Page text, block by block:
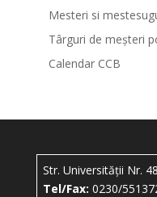
Mesteri si
Târguri de meșteri
Calendar CCB
Str. Universității Nr.
Tel/Fax: 0230/